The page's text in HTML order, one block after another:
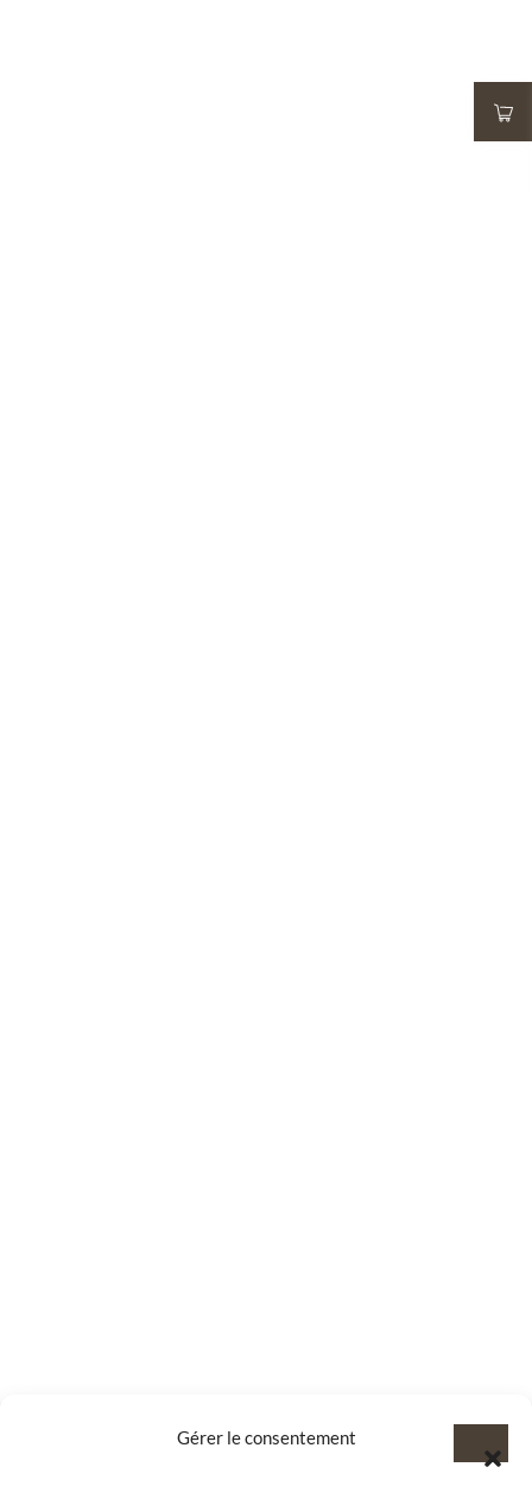
Gérer le consentement